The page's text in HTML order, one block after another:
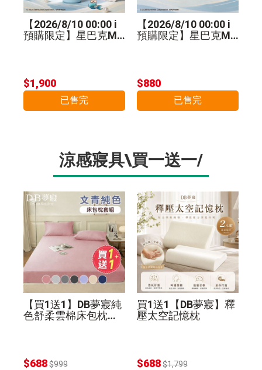
【2026/8/10 00:00 i
預購限定】星巴克MO
$1,900
已售完
【2026/8/10 00:00 i
預購限定】星巴克MO
$880
已售完
涼感寢具\買一送一/
【買1送1】DB夢寢純
色舒柔雲棉床包枕套
$688$999
買1送1【DB夢寢】釋
壓太空記憶枕
$688$1,799